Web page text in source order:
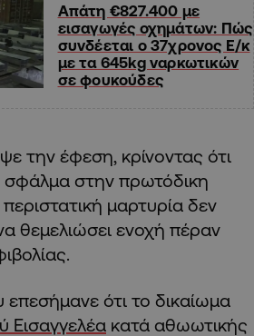
Απάτη €827.400 με
εισαγωγές οχημάτων: Πώς
συνδέεται ο 37χρονος Ε/κ
με τα 645kg ναρκωτικών
σε φουκούδες
την έφεση, κρίνοντας ότι
σφάλμα στην πρωτόδικη
μαρτυρία δεν
θεμελιώσει ενοχή πέραν
ότι το δικαίωμα
Εισαγγελέα κατά αθωωτικής